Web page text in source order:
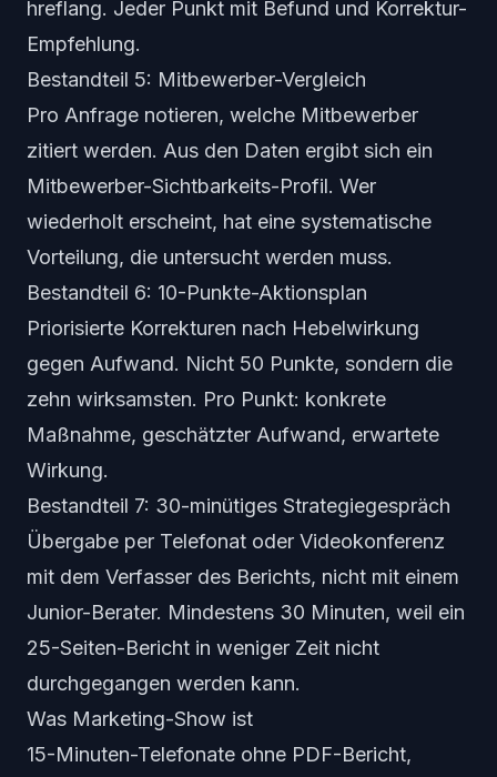
hreflang. Jeder Punkt mit Befund und Korrektur-
Empfehlung.
Bestandteil 5: Mitbewerber-Vergleich
Pro Anfrage notieren, welche Mitbewerber
zitiert werden. Aus den Daten ergibt sich ein
Mitbewerber-Sichtbarkeits-Profil. Wer
wiederholt erscheint, hat eine systematische
Vorteilung, die untersucht werden muss.
Bestandteil 6: 10-Punkte-Aktionsplan
Priorisierte Korrekturen nach Hebelwirkung
gegen Aufwand. Nicht 50 Punkte, sondern die
zehn wirksamsten. Pro Punkt: konkrete
Maßnahme, geschätzter Aufwand, erwartete
Wirkung.
Bestandteil 7: 30-minütiges Strategiegespräch
Übergabe per Telefonat oder Videokonferenz
mit dem Verfasser des Berichts, nicht mit einem
Junior-Berater. Mindestens 30 Minuten, weil ein
25-Seiten-Bericht in weniger Zeit nicht
durchgegangen werden kann.
Was Marketing-Show ist
15-Minuten-Telefonate ohne PDF-Bericht,